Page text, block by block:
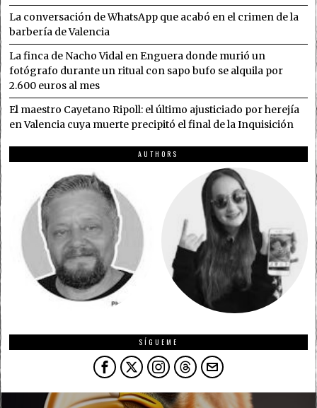
La conversación de WhatsApp que acabó en el crimen de la
barbería de Valencia
La finca de Nacho Vidal en Enguera donde murió un
fotógrafo durante un ritual con sapo bufo se alquila por
2.600 euros al mes
El maestro Cayetano Ripoll: el último ajusticiado por herejía
en Valencia cuya muerte precipitó el final de la Inquisición
AUTHORS
SÍGUEME